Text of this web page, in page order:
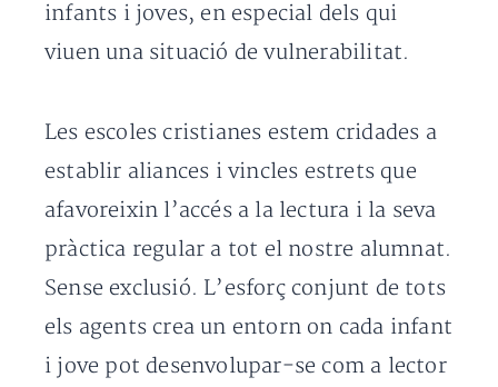
infants i joves, en especial dels qui
viuen una situació de vulnerabilitat.
Les escoles cristianes estem cridades a
establir aliances i vincles estrets que
afavoreixin l’accés a la lectura i la seva
pràctica regular a tot el nostre alumnat.
Sense exclusió. L’esforç conjunt de tots
els agents crea un entorn on cada infant
i jove pot desenvolupar-se com a lector